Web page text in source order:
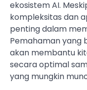
ekosistem AI.
kompleksitas dan
penting dalam
Pemahaman yang
akan membantu
secara optimal
yang mungkin